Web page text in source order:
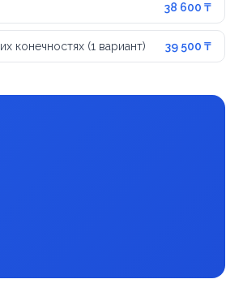
38 600 ₸
конечностях (1 вариант) 39 500 ₸